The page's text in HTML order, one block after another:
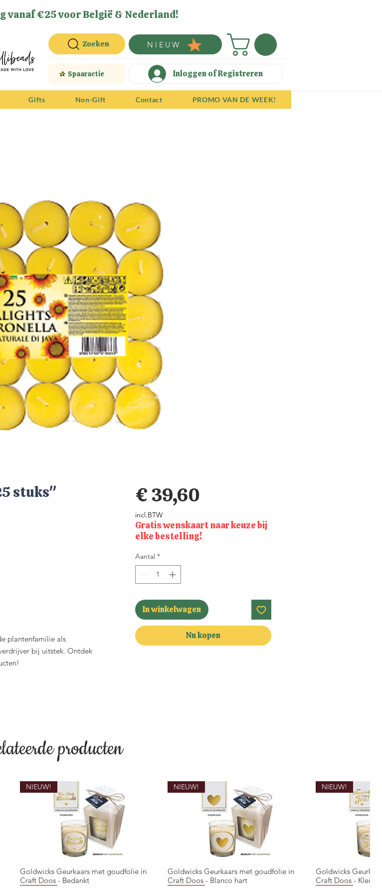
vanaf €25 voor België & Nederland!
Zoeken NIEUW
Spaaractie Inloggen of Registreren
Gifts Non-Gift Contact PROMO VAN DE WEEK!
stuks"
plantenfamilie als
bij uitstek. Ontdek
€ 39,60Prijs
incl.BTW
Gratis wenskaart naar keuze bij
elke bestelling!
Aantal *
In winkelwagen
Nu kopen
producten
Snel overzicht
NIEUW!
Goldwicks Geurkaars met goudfolie in
Craft Doos - Bedankt
Snel overzicht
NIEUW!
Goldwicks Geurkaars met goudfolie in
Craft Doos - Blanco hart
Snel
NIEUW!
Goldwicks
Craft Doos -